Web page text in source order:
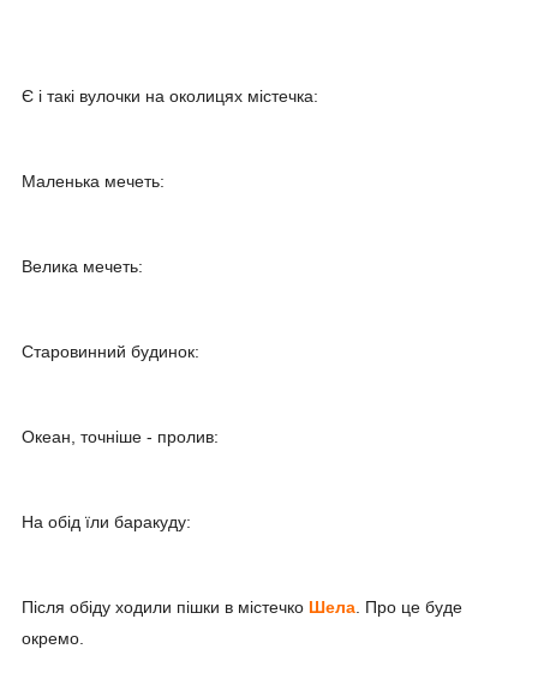
Є і такі вулочки на околицях містечка:
Маленька мечеть:
Велика мечеть:
Старовинний будинок:
Океан, точніше - пролив:
На обід їли баракуду:
Після обіду ходили пішки в містечко Шела . Про це буде
окремо.